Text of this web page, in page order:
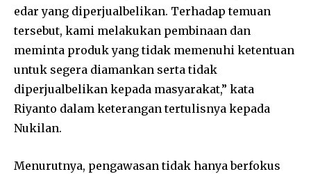
edar yang diperjualbelikan. Terhadap temuan
tersebut, kami melakukan pembinaan dan
meminta produk yang tidak memenuhi ketentuan
untuk segera diamankan serta tidak
diperjualbelikan kepada masyarakat,” kata
Riyanto dalam keterangan tertulisnya kepada
Nukilan.
Menurutnya, pengawasan tidak hanya berfokus